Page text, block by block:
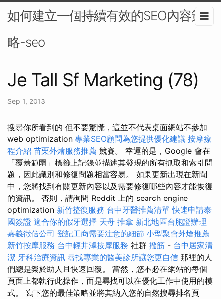
如何建立一個持續有效的SEO內容策
略-seo
Je Tall Sf Marketing (78)
Sep 1, 2013
搜尋你所看到的 但不要驚慌，這並不代表桌面網站不參加
web optimization 專業SEO顧問為您提供優化建議 按摩療
程介紹 苗栗外燴服務推薦 競賽。 幸運的是，Google 會在
「覆蓋範圍」標籤上記錄並描述其發現的所有抓取和索引問
題，因此識別和修復問題相當容易。 如果更新出現在新聞
中，您將找到有關更新內容以及需要修復哪些內容才能恢復
的資訊。 否則，請詢問 Reddit 上的 search engine
optimization 新竹整復服務 台中牙醫推薦清單 快速申請泰
國簽證 適合你的假牙選擇 天母 推拿 新北地區台胞證辦理
嘉義徵信公司 登記工商需要注意的細節 小型聚會外燴推薦
新竹按摩服務 台中輕井澤按摩服務 社群 撥筋 - 台中居家清
潔 牙科治療資訊 尋找專業的醫美診所讓您更自信 那裡的人
們總是樂於助人且快速回覆。 當然，您不必在網站的每個
頁面上都執行此操作，而是尋找可以在優化工作中使用的模
式。 寫下您的最佳策略並將其納入您的自然搜尋排名頁